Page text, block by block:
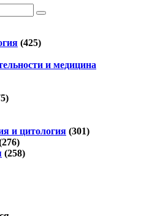
(425)
и медицина
и цитология (301)
(258)